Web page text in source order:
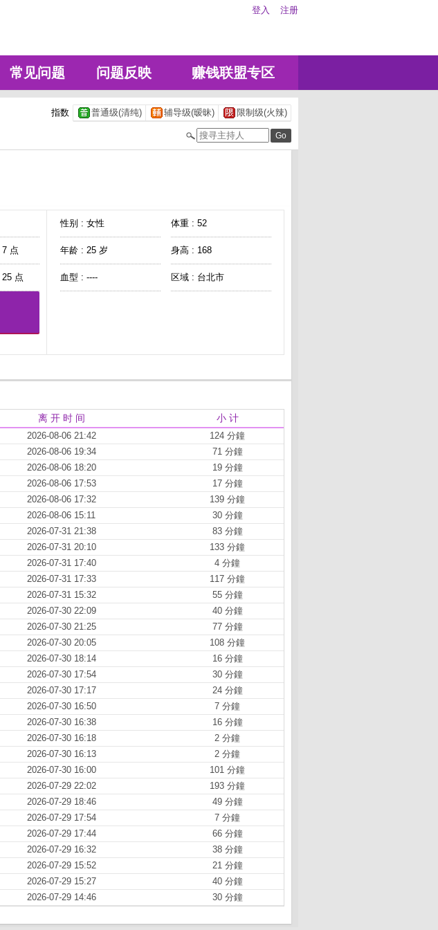
登入 注册
常见问题 问题反映 赚钱联盟专区
指数 普通级(清纯) 辅导级(暧昧) 限制级(火辣)
点
点
性别 : 女性 体重 : 52
年龄 : 25 岁 身高 : 168
血型 : ---- 区域 : 台北市
离 开 时 间 小 计
2026-08-06 21:42
124 分鐘
2026-08-06 19:34
71 分鐘
2026-08-06 18:20
19 分鐘
2026-08-06 17:53
17 分鐘
2026-08-06 17:32
139 分鐘
2026-08-06 15:11
30 分鐘
2026-07-31 21:38
83 分鐘
2026-07-31 20:10
133 分鐘
2026-07-31 17:40
4 分鐘
2026-07-31 17:33
117 分鐘
2026-07-31 15:32
55 分鐘
2026-07-30 22:09
40 分鐘
2026-07-30 21:25
77 分鐘
2026-07-30 20:05
108 分鐘
2026-07-30 18:14
16 分鐘
2026-07-30 17:54
30 分鐘
2026-07-30 17:17
24 分鐘
2026-07-30 16:50
7 分鐘
2026-07-30 16:38
16 分鐘
2026-07-30 16:18
2 分鐘
2026-07-30 16:13
2 分鐘
2026-07-30 16:00
101 分鐘
2026-07-29 22:02
193 分鐘
2026-07-29 18:46
49 分鐘
2026-07-29 17:54
7 分鐘
2026-07-29 17:44
66 分鐘
2026-07-29 16:32
38 分鐘
2026-07-29 15:52
21 分鐘
2026-07-29 15:27
40 分鐘
2026-07-29 14:46 30 分鐘